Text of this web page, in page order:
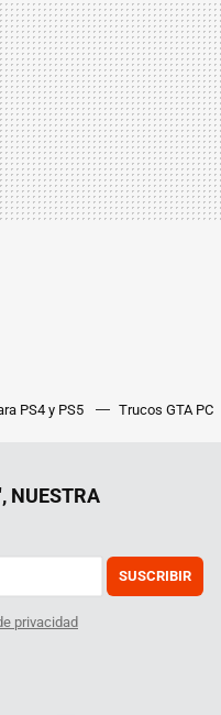
PS4 y PS5 Trucos GTA PC
NUESTRA
SUSCRIBIR
privacidad